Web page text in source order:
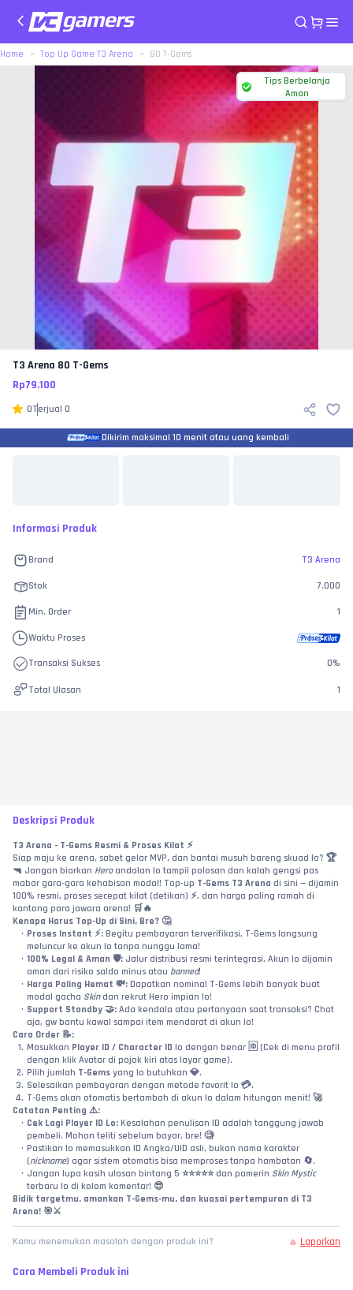
Home Top Up Game T3 Arena 80 T-Gems
Tips Berbelanja
Aman
T3 Arena 80 T-Gems
Rp79.100
0Terjual 0
Dikirim maksimal 10 menit atau uang kembali
Informasi Produk
Brand T3 Arena
Stok 7.000
Min. Order 1
Waktu Proses
Transaksi Sukses 0%
Total Ulasan 1
Deskripsi Produk
T3 Arena - T-Gems Resmi & Proses Kilat ⚡
Siap maju ke arena, sabet gelar MVP, dan bantai musuh bareng skuad lo? 🏆
🔫 Jangan biarkan Hero andalan lo tampil polosan dan kalah gengsi pas
mabar gara-gara kehabisan modal! Top-up T-Gems T3 Arena di sini — dijamin
100% resmi, proses secepat kilat (detikan) ⚡, dan harga paling ramah di
kantong para jawara arena! 🛒🔥
Kenapa Harus Top-Up di Sini, Bre? 🤔
Proses Instant ⚡: Begitu pembayaran terverifikasi, T-Gems langsung
meluncur ke akun lo tanpa nunggu lama!
100% Legal & Aman 🛡️: Jalur distribusi resmi terintegrasi. Akun lo dijamin
aman dari risiko saldo minus atau banned!
Harga Paling Hemat 💸: Dapatkan nominal T-Gems lebih banyak buat
modal gacha Skin dan rekrut Hero impian lo!
Support Standby 🤝: Ada kendala atau pertanyaan saat transaksi? Chat
aja, gw bantu kawal sampai item mendarat di akun lo!
Cara Order 📝:
Masukkan Player ID / Character ID lo dengan benar 🆔 (Cek di menu profil
dengan klik Avatar di pojok kiri atas layar game).
Pilih jumlah T-Gems yang lo butuhkan 💎.
Selesaikan pembayaran dengan metode favorit lo 💳.
T-Gems akan otomatis bertambah di akun lo dalam hitungan menit! 🚀
Catatan Penting ⚠️:
Cek Lagi Player ID Lo: Kesalahan penulisan ID adalah tanggung jawab
pembeli. Mohon teliti sebelum bayar, bre! 🧐
Pastikan lo memasukkan ID Angka/UID asli, bukan nama karakter
(nickname) agar sistem otomatis bisa memproses tanpa hambatan 🔄.
Jangan lupa kasih ulasan bintang 5 ⭐⭐⭐⭐⭐ dan pamerin Skin Mystic
terbaru lo di kolom komentar! 😎
Bidik targetmu, amankan T-Gems-mu, dan kuasai pertempuran di T3
Arena! 🎯⚔️
Kamu menemukan masalah dengan produk ini? Laporkan
Cara Membeli Produk ini